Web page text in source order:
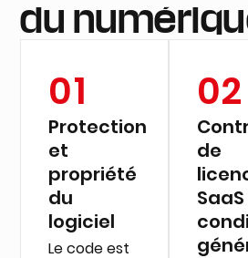
du
01
Protection
et
propriété
du
logiciel
Le code est
02
de